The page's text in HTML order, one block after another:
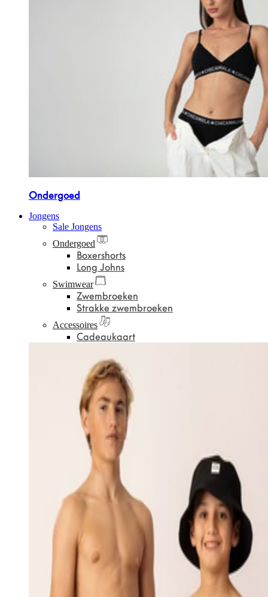
Ondergoed
Jongens
Sale Jongens
Ondergoed
Boxershorts
Long Johns
Swimwear
Zwembroeken
Strakke zwembroeken
Accessoires
Cadeaukaart